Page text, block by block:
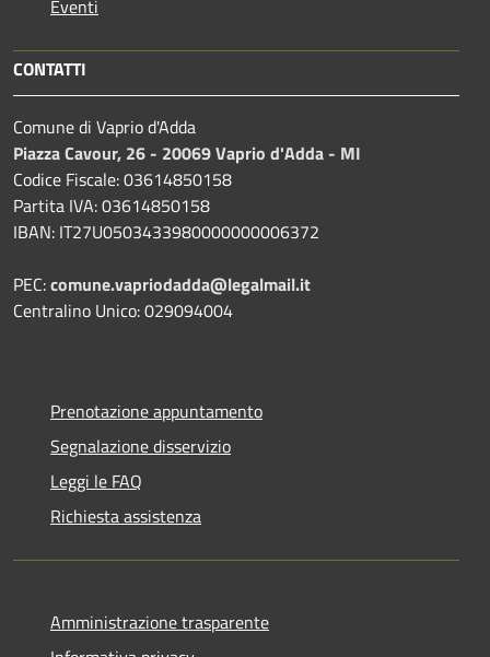
Eventi
CONTATTI
Comune di Vaprio d'Adda
Piazza Cavour, 26 - 20069 Vaprio d'Adda - MI
Codice Fiscale: 03614850158
Partita IVA: 03614850158
IBAN: IT27U0503433980000000006372
PEC:comune.vapriodadda@legalmail.it
Centralino Unico: 029094004
Prenotazione appuntamento
Segnalazione disservizio
Leggi le FAQ
Richiesta assistenza
Amministrazione trasparente